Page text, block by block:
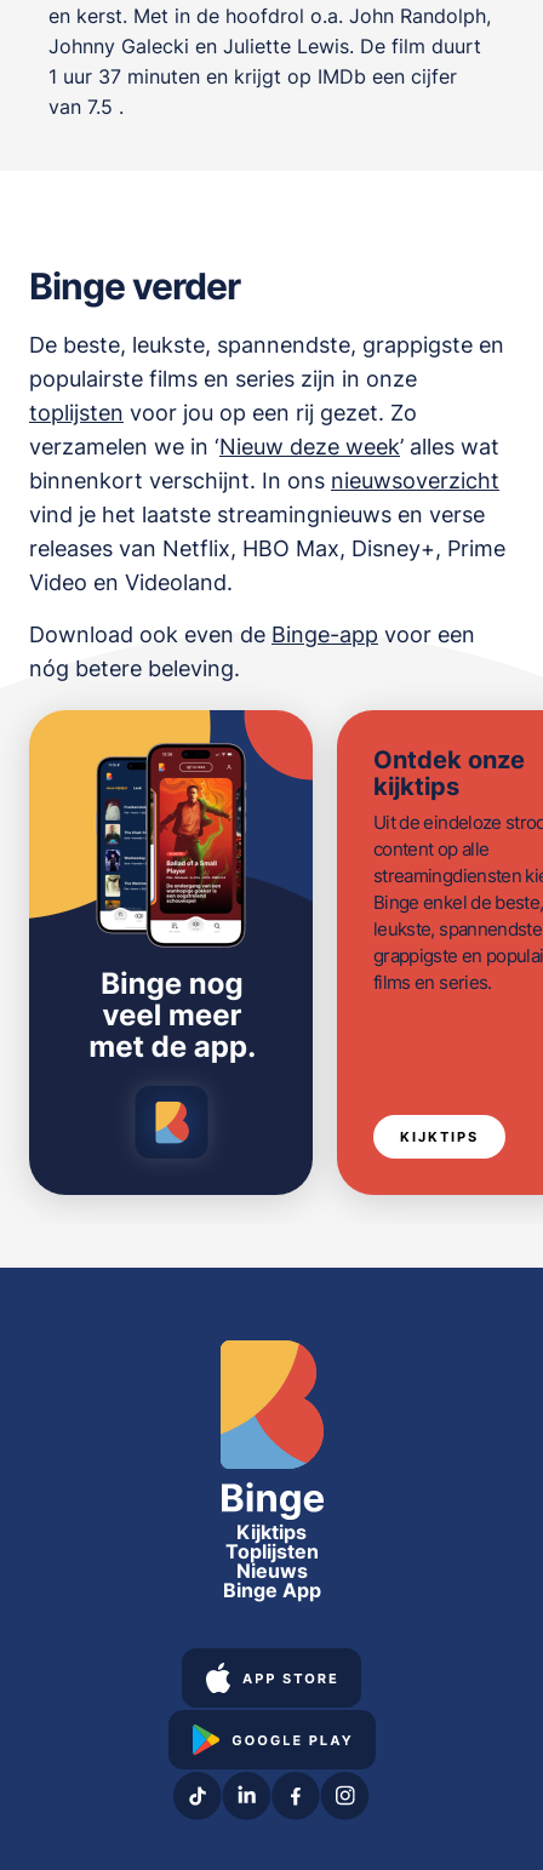
en kerst. Met in de hoofdrol o.a. John Randolph,
Johnny Galecki en Juliette Lewis. De film duurt
1 uur 37 minuten en krijgt op IMDb een cijfer
van 7.5 .
Binge verder
De beste, leukste, spannendste, grappigste en
populairste films en series zijn in onze
toplijsten voor jou op een rij gezet. Zo
verzamelen we in ‘Nieuw deze week’ alles wat
binnenkort verschijnt. In ons nieuwsoverzicht
vind je het laatste streamingnieuws en verse
releases van Netflix, HBO Max, Disney+, Prime
Video en Videoland.
Download ook even de Binge-app voor een
nóg betere beleving.
Ontdek onze
kijktips
Uit de eindeloze
content op alle
streamingdiensten
Binge enkel de beste,
leukste,
grappigste en
films en series.
KIJKTIPS
Kijktips
Toplijsten
Nieuws
Binge App